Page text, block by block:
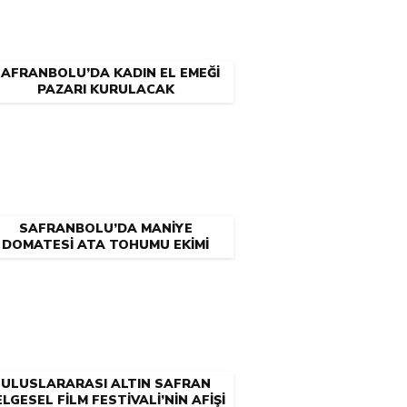
KADIN EL EMEĞİ
PAZARI KURULACAK
SAFRANBOLU’DA MANİYE
DOMATESİ ATA TOHUMU EKİMİ
ULUSLARARASI ALTIN SAFRAN
FİLM FESTİVALİ’NİN AFİŞİ